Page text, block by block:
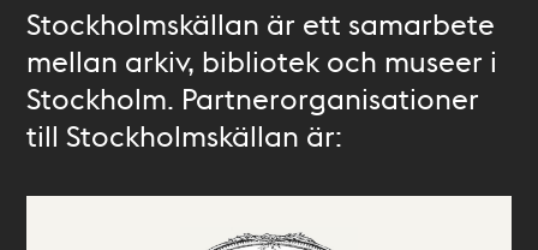
Stockholmskällan är ett samarbete
mellan arkiv, bibliotek och museer i
Stockholm. Partnerorganisationer
till Stockholmskällan är: